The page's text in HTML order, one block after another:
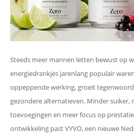
Steeds meer mannen letten bewust op
energiedrankjes jarenlang populair
oppeppende werking, groeit
gezondere alternatieven. Minder suiker,
toevoegingen en meer focus op
ontwikkeling past VYVO, een nieuwe